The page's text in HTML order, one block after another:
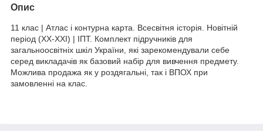
Опис
11 клас | Атлас і контурна карта. Всесвітня історія. Новітній
період (XX-XXI) | ІПТ. Комплект підручників для
загальноосвітніх шкіл України, які зарекомендували себе
серед викладачів як базовий набір для вивчення предмету.
Можлива продажа як у роздягальні, так і ВПОХ при
замовленні на клас.